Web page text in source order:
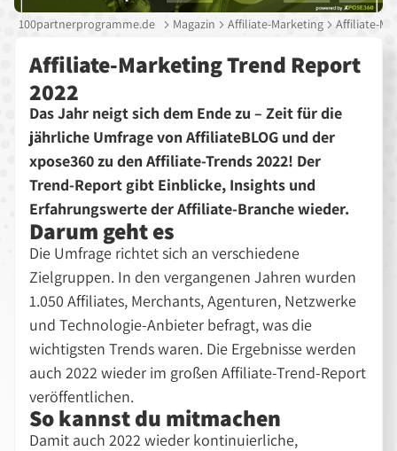
100partnerprogramme.de Magazin Affiliate-Marketing Affiliate-
Affiliate-Marketing Trend Report
2022
Das Jahr neigt sich dem Ende zu – Zeit für die
jährliche Umfrage von AffiliateBLOG und der
xpose360 zu den Affiliate-Trends 2022! Der
Trend-Report gibt Einblicke, Insights und
Erfahrungswerte der Affiliate-Branche wieder.
Darum geht es
Die Umfrage richtet sich an verschiedene
Zielgruppen. In den vergangenen Jahren wurden
1.050 Affiliates, Merchants, Agenturen, Netzwerke
und Technologie-Anbieter befragt, was die
wichtigsten Trends waren. Die Ergebnisse werden
auch 2022 wieder im großen Affiliate-Trend-Report
veröffentlichen.
So kannst du mitmachen
Damit auch 2022 wieder kontinuierliche,